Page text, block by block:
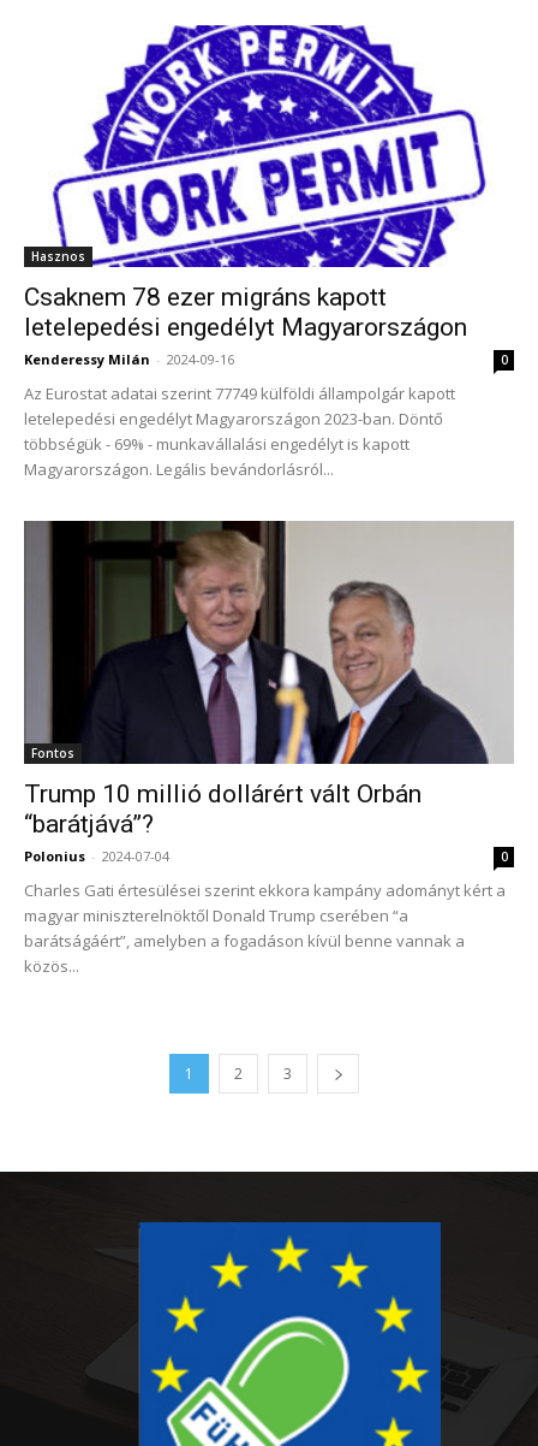
Hasznos
Csaknem 78 ezer migráns kapott
letelepedési engedélyt Magyarországon
Kenderessy Milán - 2024-09-16 0
Az Eurostat adatai szerint 77749 külföldi állampolgár kapott
letelepedési engedélyt Magyarországon 2023-ban. Döntő
többségük - 69% - munkavállalási engedélyt is kapott
Magyarországon. Legális bevándorlásról...
Fontos
Trump 10 millió dollárért vált Orbán
“barátjává”?
Polonius - 2024-07-04 0
Charles Gati értesülései szerint ekkora kampány adományt kért a
magyar miniszterelnöktől Donald Trump cserében “a
barátságáért”, amelyben a fogadáson kívül benne vannak a
közös...
1 2 3